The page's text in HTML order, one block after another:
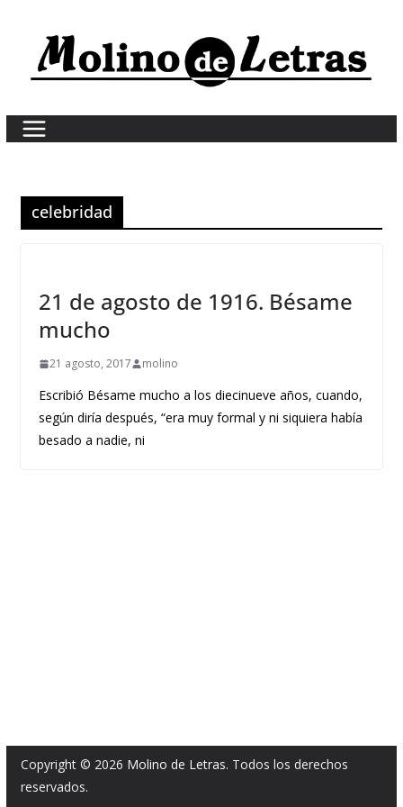
content
celebridad
21 de agosto de 1916. Bésame
mucho
21 agosto, 2017 molino
Escribió Bésame mucho a los diecinueve años, cuando,
según diría después, “era muy formal y ni siquiera había
besado a nadie, ni
Copyright © 2026 Molino de Letras. Todos los derechos
reservados.